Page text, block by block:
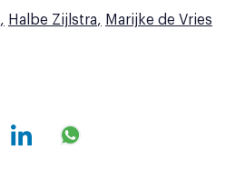
Halbe Zijlstra
Marijke de Vries